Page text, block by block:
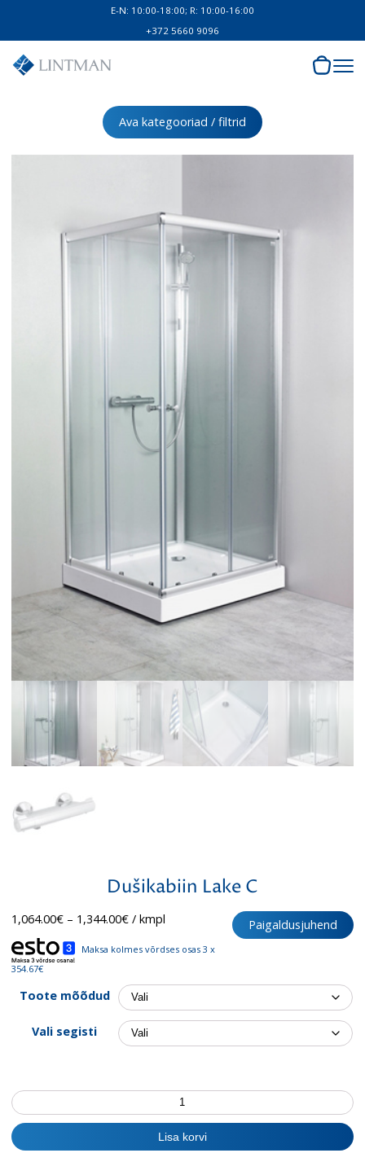
E-N: 10:00-18:00; R: 10:00-16:00
+372 5660 9096
Ava kategooriad / filtrid
Dušikabiin Lake C
Paigaldusjuhend
1,064.00€ – 1,344.00€Hinnavahemik:
kuni
/ kmpl
Maksa kolmes võrdses osas 3 x
354.67€
Toote mõõdud
Vali segisti
Dušikabiin
Lake
C
kogus
Lisa korvi